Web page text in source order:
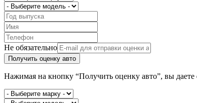
Не обязательно
Получить оценку авто
Нажимая на кнопку “Получить оценку авто”, вы даете